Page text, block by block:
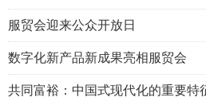
服贸会迎来公众开放日
数字化新产品新成果亮相服贸会
共同富裕：中国式现代化的重要特